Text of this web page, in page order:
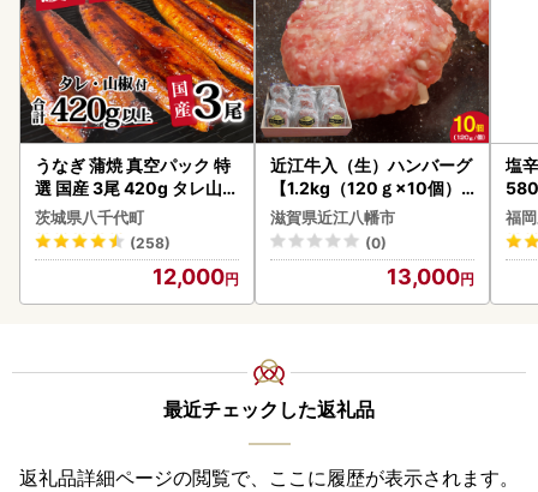
うなぎ 蒲焼 真空パック 特
選 国産 3尾 420g タレ山椒
付き うな重 ひつまぶし 訳
あり 茨城 ウナギ 鰻 個包装
人気 美味しい 小分け 八千
茨城県八千代町
(258)
12,000
近江牛入（生）ハンバーグ
【1.2kg（120ｇ×10個）
】【AG09W】
滋賀県近江八幡市
(0)
13,000
塩
福
最近チェックした返礼品
返礼品詳細ページの閲覧で、ここに履歴が表示されます。